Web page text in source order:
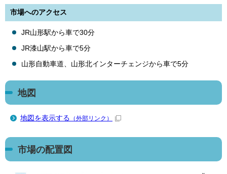
市場へのアクセス
JR山形駅から車で30分
JR漆山駅から車で5分
山形自動車道、山形北インターチェンジから車で5分
地図
地図を表示する （外部リンク）
市場の配置図